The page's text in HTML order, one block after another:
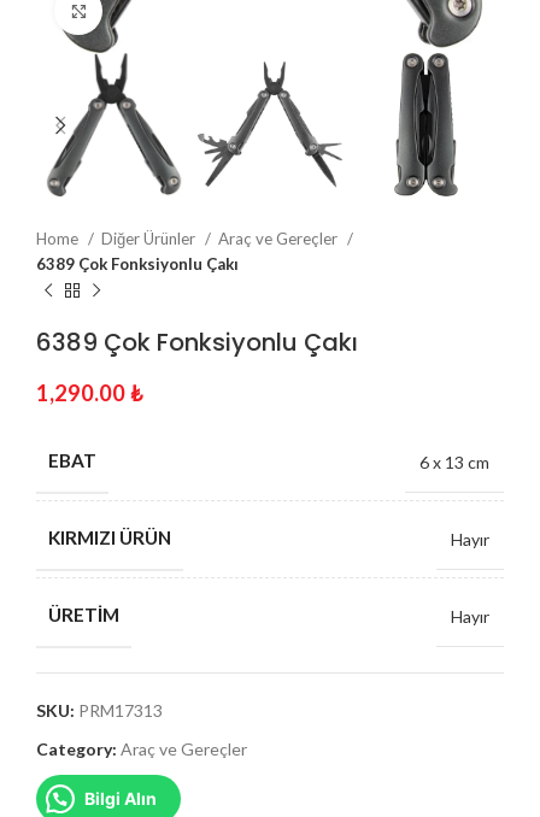
Click to enlarge
Home Diğer Ürünler
Araç ve Gereçler
6389 Çok Fonksiyonlu Çakı
6389 Çok Fonksiyonlu Çakı
1,290.00₺
EBAT 6 x 13 cm
KIRMIZI ÜRÜN Hayır
ÜRETIM Hayır
SKU: PRM17313
Category: Araç ve Gereçler
Bilgi Alın